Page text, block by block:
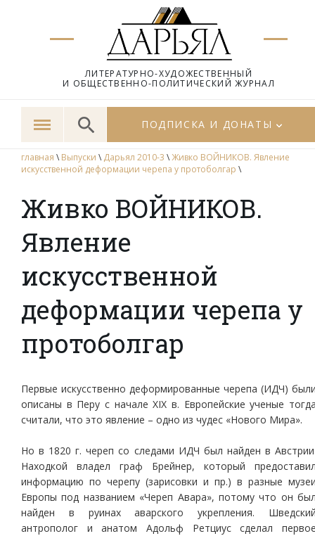
ЛИТЕРАТУРНО-ХУДОЖЕСТВЕННЫЙ
И ОБЩЕСТВЕННО-ПОЛИТИЧЕСКИЙ ЖУРНАЛ
ПОДПИСКА И ДОНАТЫ
главная \ Выпуски \ Дарьял 2010-3 \Живко ВОЙНИКОВ. Явление
искусственной деформации черепа у протоболгар \
Живко ВОЙНИКОВ.
Явление
искусственной
деформации черепа у
протоболгар
Первые искусственно деформированные черепа (ИДЧ)
описаны в Перу с начале XIX в. Европейские ученые
считали, что это явление – одно из чудес «Нового Мира».
Но в 1820 г. череп со следами ИДЧ был найден в
Находкой владел граф Брейнер, который
информацию по черепу (зарисовки и пр.) в разные
Европы под названием «Череп Авара», потому что он
найден в руинах аварского укрепления.
антрополог и анатом Адольф Ретциус сделал